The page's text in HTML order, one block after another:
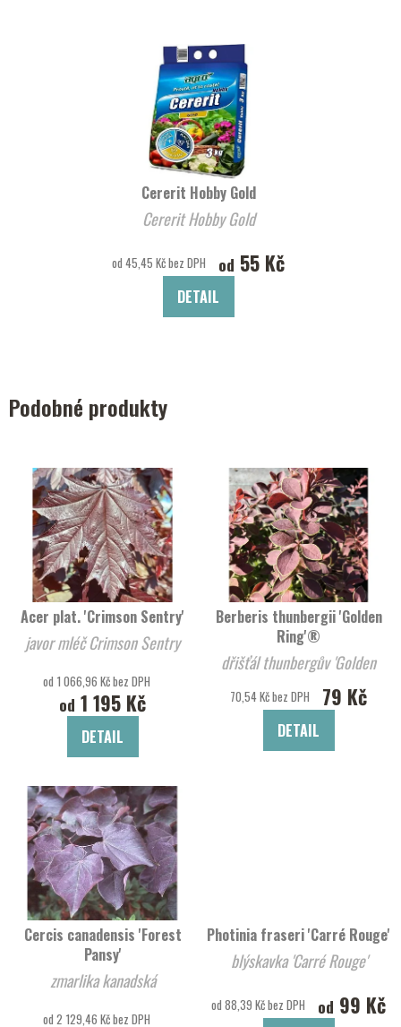
Cererit Hobby Gold
Cererit Hobby Gold
od 45,45 Kč bez DPH od 55 Kč
DETAIL
Podobné produkty
Acer plat. 'Crimson Sentry'
javor mléč Crimson Sentry
od 1 066,96 Kč bez DPH
od 1 195 Kč
DETAIL
Berberis thunbergii 'Golden
Ring'®
dřišťál thunbergův 'Golden
70,54 Kč bez DPH 79 Kč
DETAIL
Cercis canadensis 'Forest
Pansy'
zmarlika kanadská
od 2 129,46 Kč bez DPH
Photinia fraseri 'Carré Rouge'
blýskavka 'Carré Rouge'
od 88,39 Kč bez DPH od 99 Kč